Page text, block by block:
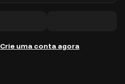
Crie uma conta agora